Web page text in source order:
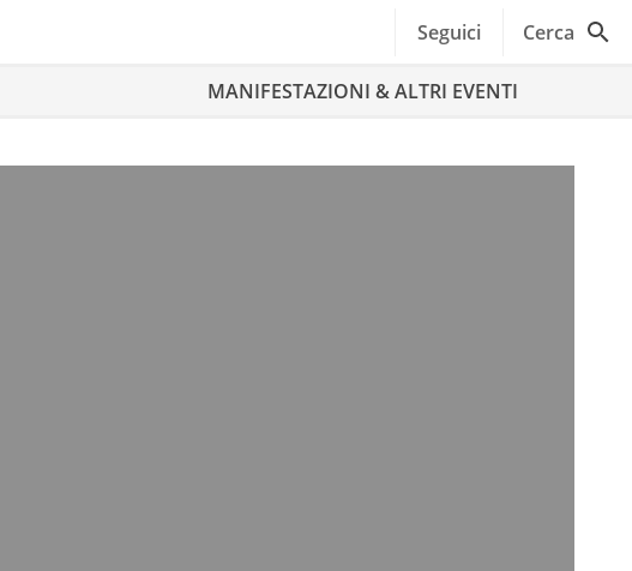
Seguici Cerca
MANIFESTAZIONI & ALTRI EVENTI